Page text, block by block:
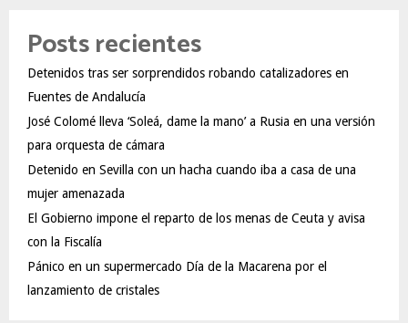
Posts recientes
Detenidos tras ser sorprendidos robando catalizadores en
Fuentes de Andalucía
José Colomé lleva ‘Soleá, dame la mano’ a Rusia en una versión
para orquesta de cámara
Detenido en Sevilla con un hacha cuando iba a casa de una
mujer amenazada
El Gobierno impone el reparto de los menas de Ceuta y avisa
con la Fiscalía
Pánico en un supermercado Día de la Macarena por el
lanzamiento de cristales